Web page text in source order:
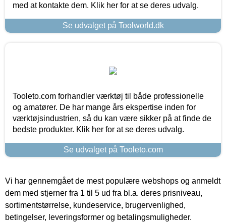
med at kontakte dem. Klik her for at se deres udvalg.
Se udvalget på Toolworld.dk
Tooleto.com forhandler værktøj til både professionelle
og amatører. De har mange års ekspertise inden for
værktøjsindustrien, så du kan være sikker på at finde de
bedste produkter. Klik her for at se deres udvalg.
Se udvalget på Tooleto.com
Vi har gennemgået de mest populære webshops og anmeldt
dem med stjerner fra 1 til 5 ud fra bl.a. deres prisniveau,
sortimentstørrelse, kundeservice, brugervenlighed,
betingelser, leveringsformer og betalingsmuligheder.